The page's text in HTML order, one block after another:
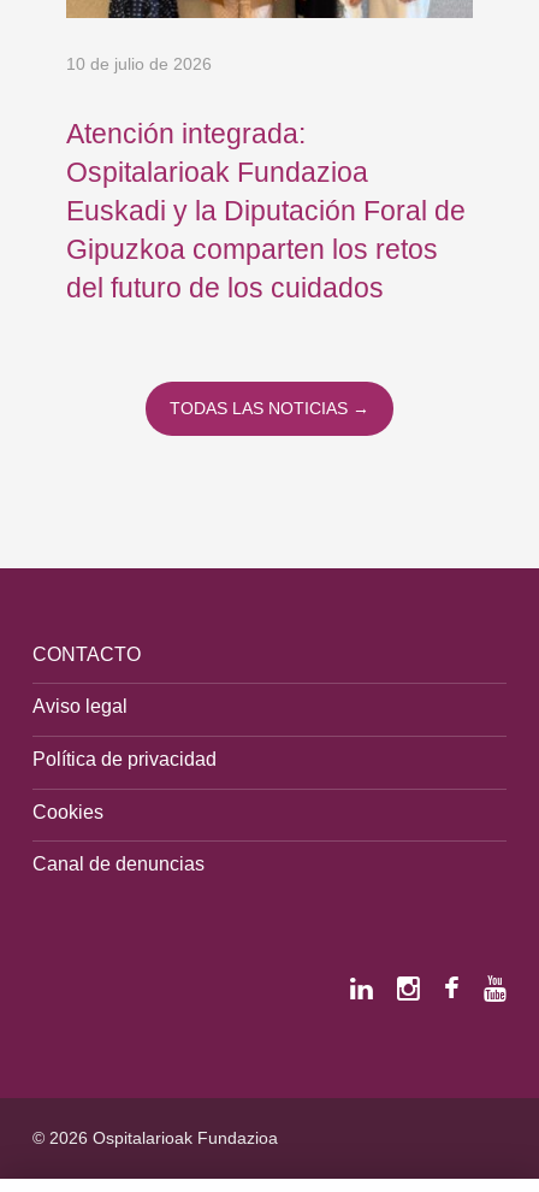
10 de julio de 2026
Atención integrada:
Ospitalarioak Fundazioa
Euskadi y la Diputación Foral de
Gipuzkoa comparten los retos
del futuro de los cuidados
TODAS LAS NOTICIAS →
CONTACTO
Aviso legal
Política de privacidad
Cookies
Canal de denuncias
© 2026 Ospitalarioak Fundazioa